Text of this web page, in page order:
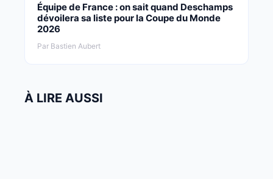
Équipe de France : on sait quand Deschamps
dévoilera sa liste pour la Coupe du Monde
2026
Par Bastien Aubert
À LIRE AUSSI